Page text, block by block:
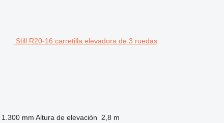
Still R20-16 carretilla elevadora de 3 ruedas
1.300 mm Altura de elevación
2,8 m